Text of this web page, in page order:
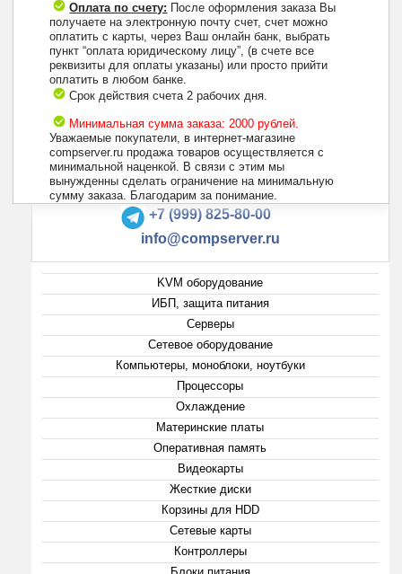
Оплата по счету: После оформления заказа Вы
получаете на электронную почту счет, счет можно
оплатить с карты, через Ваш онлайн банк, выбрать
пункт “оплата юридическому лицу”, (в счете все
реквизиты для оплаты указаны) или просто прийти
оплатить в любом банке.
Срок действия счета 2 рабочих дня.
Минимальная сумма заказа: 2000 рублей.
Уважаемые покупатели, в интернет-магазине
compserver.ru продажа товаров осуществляется с
минимальной наценкой. В связи с этим мы
вынужденны сделать ограничение на минимальную
сумму заказа. Благодарим за понимание.
+7 (495) 223-13-47
+7 (999) 825-80-00
info@compserver.ru
KVM оборудование
ИБП, защита питания
Серверы
Сетевое оборудование
Компьютеры, моноблоки, ноутбуки
Процессоры
Охлаждение
Материнские платы
Оперативная память
Видеокарты
Жесткие диски
Корзины для HDD
Сетевые карты
Контроллеры